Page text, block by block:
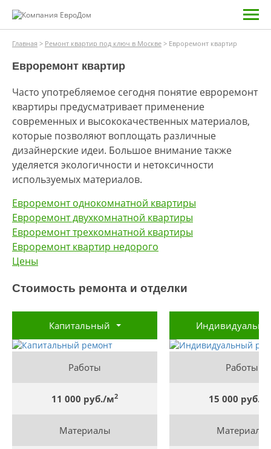
Главная > Ремонт квартир под ключ в Москве > Евроремонт квартир
Евроремонт квартир
Часто употребляемое сегодня понятие евроремонт
квартиры предусматривает применение
современных и высококачественных материалов,
которые позволяют воплощать различные
дизайнерские идеи. Большое внимание также
уделяется экологичности и нетоксичности
используемых материалов.
Евроремонт однокомнатной квартиры
Евроремонт двухкомнатной квартиры
Евроремонт трехкомнатной квартиры
Евроремонт квартир недорого
Цены
Стоимость ремонта и отделки
Капитальный
Работы
11 000 руб./м2
Материалы
Работы
15 000 руб./
Материалы